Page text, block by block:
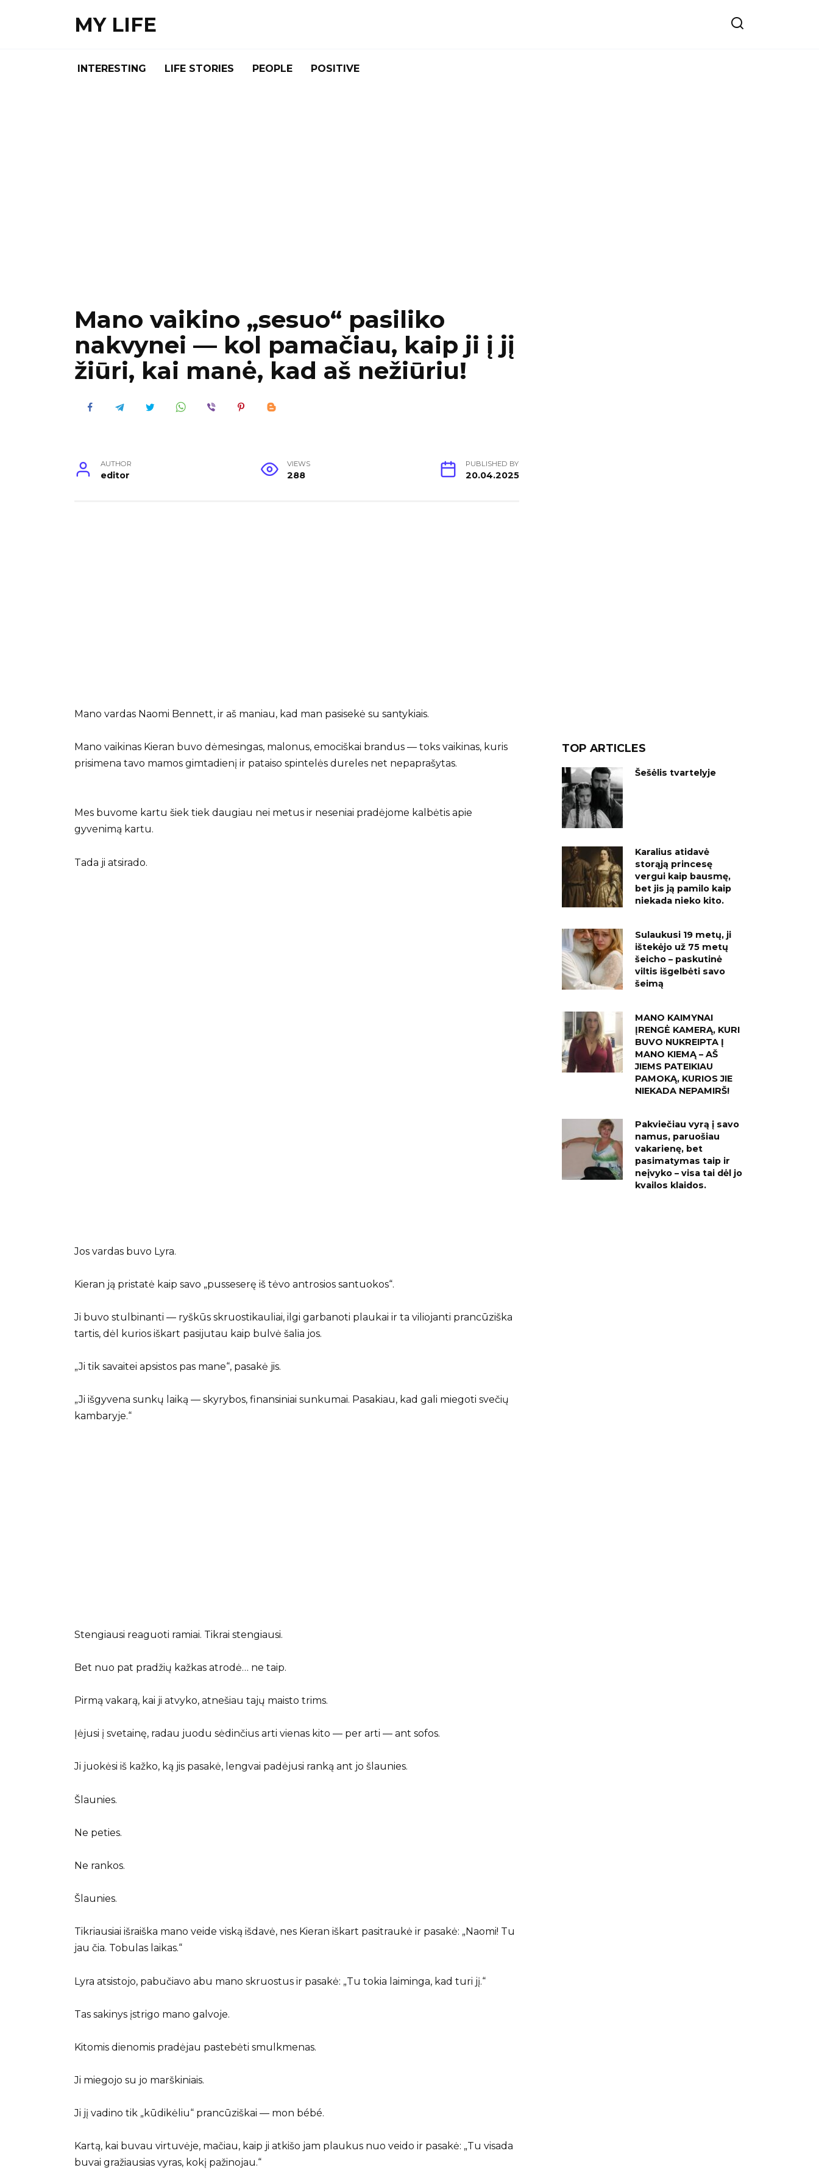
MY LIFE
INTERESTING LIFE STORIES PEOPLE POSITIVE
Mano vaikino „sesuo“ pasiliko
nakvynei — kol pamačiau, kaip ji į jį
žiūri, kai manė, kad aš nežiūriu!
AUTHOR
editor
VIEWS
288
PUBLISHED BY
20.04.2025
Mano vardas Naomi Bennett, ir aš maniau, kad man pasisekė su santykiais.
Mano vaikinas Kieran buvo dėmesingas, malonus, emociškai brandus — toks vaikinas, kuris
prisimena tavo mamos gimtadienį ir pataiso spintelės dureles net nepaprašytas.
Mes buvome kartu šiek tiek daugiau nei metus ir neseniai pradėjome kalbėtis apie
gyvenimą kartu.
Tada ji atsirado.
Jos vardas buvo Lyra.
Kieran ją pristatė kaip savo „pusseserę iš tėvo antrosios santuokos“.
Ji buvo stulbinanti — ryškūs skruostikauliai, ilgi garbanoti plaukai ir ta viliojanti prancūziška
tartis, dėl kurios iškart pasijutau kaip bulvė šalia jos.
„Ji tik savaitei apsistos pas mane“, pasakė jis.
„Ji išgyvena sunkų laiką — skyrybos, finansiniai sunkumai. Pasakiau, kad gali miegoti svečių
kambaryje.“
Stengiausi reaguoti ramiai. Tikrai stengiausi.
Bet nuo pat pradžių kažkas atrodė… ne taip.
Pirmą vakarą, kai ji atvyko, atnešiau tajų maisto trims.
Įėjusi į svetainę, radau juodu sėdinčius arti vienas kito — per arti — ant sofos.
Ji juokėsi iš kažko, ką jis pasakė, lengvai padėjusi ranką ant jo šlaunies.
Šlaunies.
Ne peties.
Ne rankos.
Šlaunies.
Tikriausiai išraiška mano veide viską išdavė, nes Kieran iškart pasitraukė ir pasakė: „Naomi! Tu
jau čia. Tobulas laikas.“
Lyra atsistojo, pabučiavo abu mano skruostus ir pasakė: „Tu tokia laiminga, kad turi jį.“
Tas sakinys įstrigo mano galvoje.
Kitomis dienomis pradėjau pastebėti smulkmenas.
Ji miegojo su jo marškiniais.
Ji jį vadino tik „kūdikėliu“ prancūziškai — mon bébé.
Kartą, kai buvau virtuvėje, mačiau, kaip ji atkišo jam plaukus nuo veido ir pasakė: „Tu visada
buvai gražiausias vyras, kokį pažinojau.“
TOP ARTICLES
Šešėlis tvartelyje
Karalius atidavė
storąją princesę
vergui kaip bausmę,
bet jis ją pamilo kaip
niekada nieko kito.
Sulaukusi 19 metų, ji
ištekėjo už 75 metų
šeicho – paskutinė
viltis išgelbėti savo
šeimą
MANO KAIMYNAI
ĮRENGĖ KAMERĄ, KURI
BUVO NUKREIPTA Į
MANO KIEMĄ – AŠ
JIEMS PATEIKIAU
PAMOKĄ, KURIOS JIE
NIEKADA NEPAMIRŠ!
Pakviečiau vyrą į savo
namus, paruošiau
vakarienę, bet
pasimatymas taip ir
neįvyko – visa tai dėl jo
kvailos klaidos.